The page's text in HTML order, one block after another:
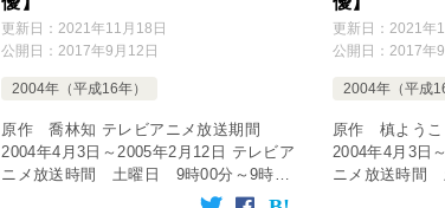
更新日： 2021年11月18日
公開日： 2017年9月12日
2004年（平成16年）
原作 喬林知 テレビアニメ放送期間
2004年4月3日～2005年2月12日 テレビア
ニメ放送時間 土曜日 9時00分～9時25
分 放送局 NHK BS2 話数 全39話
更新日： 2021年
公開日： 2017年
2004年（平成
原作 槙よう
2004年4月3日
ニメ放送時間
30分 など 放